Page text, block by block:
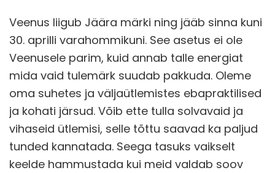
Veenus liigub Jäära märki ning jääb sinna kuni
30. aprilli varahommikuni. See asetus ei ole
Veenusele parim, kuid annab talle energiat
mida vaid tulemärk suudab pakkuda. Oleme
oma suhetes ja väljaütlemistes ebapraktilised
ja kohati järsud. Võib ette tulla solvavaid ja
vihaseid ütlemisi, selle tõttu saavad ka paljud
tunded kannatada. Seega tasuks vaikselt
keelde hammustada kui meid valdab soov